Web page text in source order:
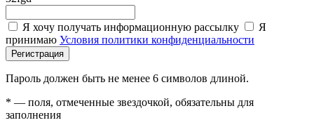
Я хочу получать информационную рассылку
Я
принимаю Условия политики конфиденциальности
Регистрация
Пароль должен быть не менее 6 символов длиной.
* — поля, отмеченные звездочкой, обязательны для
заполнения